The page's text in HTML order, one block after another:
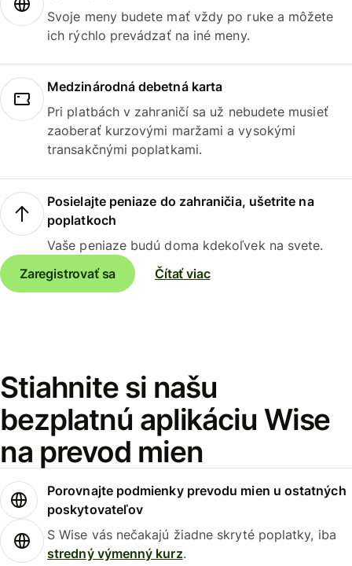
Svoje meny budete mať vždy po ruke a môžete
ich rýchlo prevádzať na iné meny.
Medzinárodná debetná karta
Pri platbách v zahraničí sa už nebudete musieť
zaoberať kurzovými maržami a vysokými
transakčnými poplatkami.
Posielajte peniaze do zahraničia, ušetrite na
poplatkoch
Vaše peniaze budú doma kdekoľvek na svete.
Zaregistrovať sa
Čítať viac
Stiahnite si našu
bezplatnú aplikáciu Wise
na prevod mien
Porovnajte podmienky prevodu mien u ostatných
poskytovateľov
S Wise vás nečakajú žiadne skryté poplatky, iba
stredný výmenný kurz.